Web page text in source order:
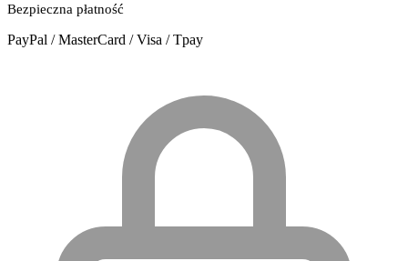
Bezpieczna płatność
PayPal / MasterCard / Visa / Tpay